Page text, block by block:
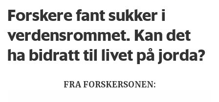
Forskere fant sukker i
verdensrommet. Kan det
ha bidratt til livet på jorda?
FRA FORSKERSONEN: